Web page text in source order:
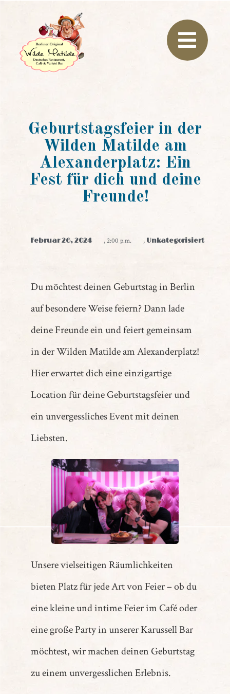
Geburtstagsfeier in der
Wilden Matilde am
Alexanderplatz: Ein
Fest für dich und deine
Freunde!
Februar 26, 2024 , 2:00 p.m. , Unkategorisiert
Du möchtest deinen Geburtstag in Berlin
auf besondere Weise feiern? Dann lade
deine Freunde ein und feiert gemeinsam
in der Wilden Matilde am Alexanderplatz!
Hier erwartet dich eine einzigartige
Location für deine Geburtstagsfeier und
ein unvergessliches Event mit deinen
Liebsten.
Unsere vielseitigen Räumlichkeiten
bieten Platz für jede Art von Feier – ob du
eine kleine und intime Feier im Café oder
eine große Party in unserer Karussell Bar
möchtest, wir machen deinen Geburtstag
zu einem unvergesslichen Erlebnis.